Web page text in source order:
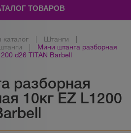
ТОВАРОВ
каталог Штанги
Мини штанга разборная
d26 TITAN Barbell
разборная
10кг EZ L1200